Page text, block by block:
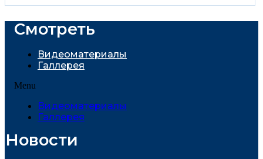
Смотреть
Видеоматериалы
Галлерея
Menu
Видеоматериалы
Галлерея
Новости